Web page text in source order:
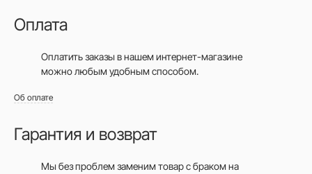
Оплата
Оплатить заказы в нашем интернет-магазине
можно любым удобным способом.
Об оплате
Гарантия и возврат
Мы без проблем заменим товар с браком на